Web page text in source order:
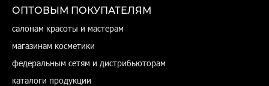
ОПТОВЫМ ПОКУПАТЕЛЯМ
салонам красоты и мастерам
магазинам косметики
федеральным сетям и дистрибьюторам
каталоги продукции